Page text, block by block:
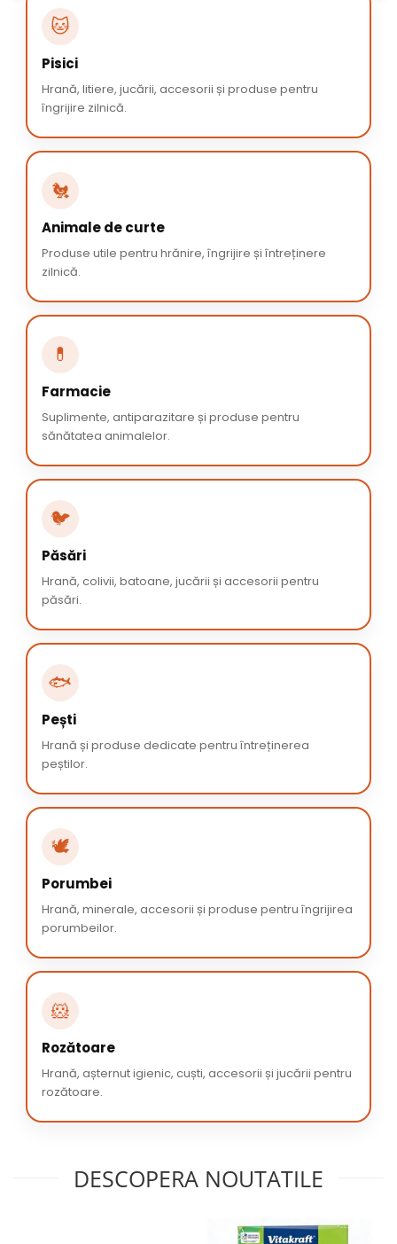
🐱
Pisici
Hrană, litiere, jucării, accesorii și produse pentru
îngrijire zilnică.
🐔
Animale de curte
Produse utile pentru hrănire, îngrijire și întreținere
zilnică.
💊
Farmacie
Suplimente, antiparazitare și produse pentru
sănătatea animalelor.
🐦
Păsări
Hrană, colivii, batoane, jucării și accesorii pentru
păsări.
🐟
Pești
Hrană și produse dedicate pentru întreținerea
peștilor.
🕊️
Porumbei
Hrană, minerale, accesorii și produse pentru îngrijirea
porumbeilor.
🐹
Rozătoare
Hrană, așternut igienic, cuști, accesorii și jucării pentru
rozătoare.
DESCOPERA NOUTATILE